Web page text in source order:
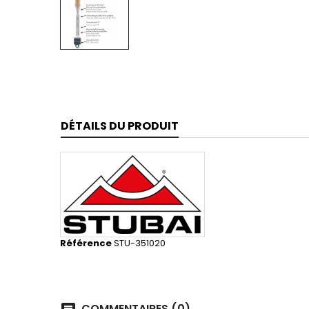
DÉTAILS DU PRODUIT
RéférenceSTU-351020